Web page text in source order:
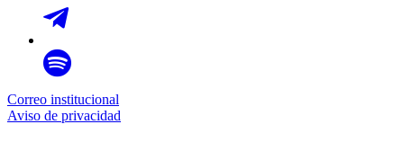
Correo institucional
Aviso de privacidad